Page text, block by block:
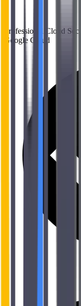
Professional Cloud
Google Cloud